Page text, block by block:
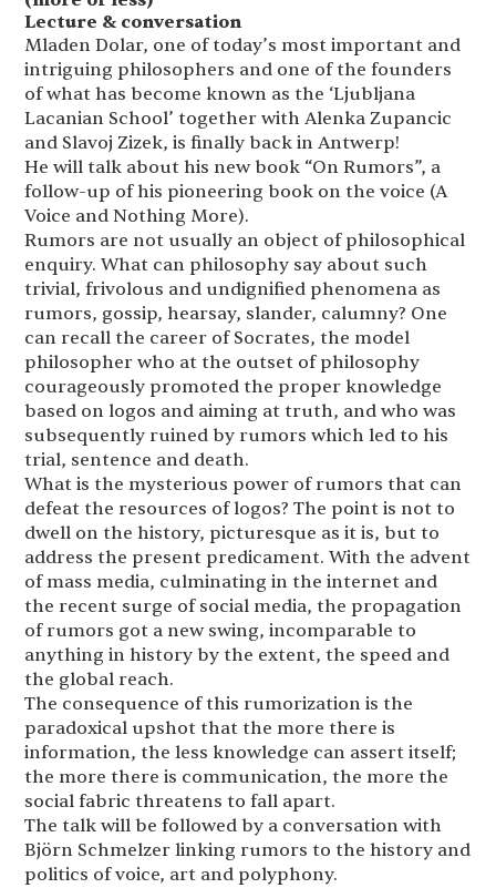
Lecture & conversation
Mladen Dolar, one of today’s most important and
intriguing philosophers and one of the founders
of what has become known as the ‘Ljubljana
Lacanian School’ together with Alenka Zupancic
and Slavoj Zizek, is finally back in Antwerp!
He will talk about his new book “On Rumors”, a
follow-up of his pioneering book on the voice (A
Voice and Nothing More).
Rumors are not usually an object of philosophical
enquiry. What can philosophy say about such
trivial, frivolous and undignified phenomena as
rumors, gossip, hearsay, slander, calumny? One
can recall the career of Socrates, the model
philosopher who at the outset of philosophy
courageously promoted the proper knowledge
based on logos and aiming at truth, and who was
subsequently ruined by rumors which led to his
trial, sentence and death.
What is the mysterious power of rumors that can
defeat the resources of logos? The point is not to
dwell on the history, picturesque as it is, but to
address the present predicament. With the advent
of mass media, culminating in the internet and
the recent surge of social media, the propagation
of rumors got a new swing, incomparable to
anything in history by the extent, the speed and
the global reach.
The consequence of this rumorization is the
paradoxical upshot that the more there is
information, the less knowledge can assert itself;
the more there is communication, the more the
social fabric threatens to fall apart.
The talk will be followed by a conversation with
Björn Schmelzer linking rumors to the history and
politics of voice, art and polyphony.